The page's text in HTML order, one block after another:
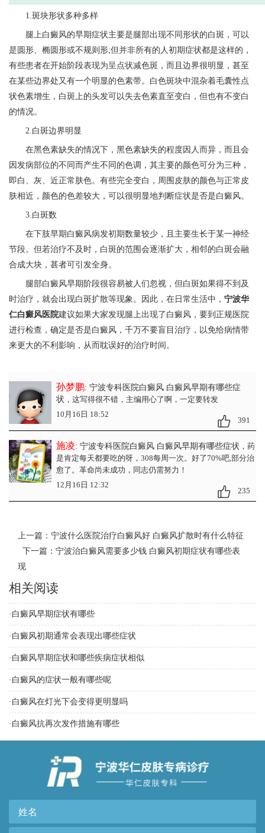
1.斑块形状多种多样
腿上白癜风的早期症状主要是腿部出现不同形状的白斑，可以
是圆形、椭圆形或不规则形;但并非所有的人初期症状都是这样的，
有些患者在开始阶段表现为呈点状减色斑，而且边界很明显，甚至
在某些边界处又有一个明显的色素带。白色斑块中混杂着毛囊性点
状色素增生，白斑上的头发可以失去色素直至变白，但也有不变白
的情况。
2.白斑边界明显
在黑色素缺失的情况下，黑色素缺失的程度因人而异，而且会
因发病部位的不同而产生不同的色调，其主要的颜色可分为三种，
即白、灰、近正常肤色。有些完全变白，周围皮肤的颜色与正常皮
肤相近，颜色的色差较大，可以很明显地判断症状是否是白癜风。
3.白斑数
在下肢早期白癜风病发初期数量较少，且主要生长于某一神经
节段。但若治疗不及时，白斑的范围会逐渐扩大，相邻的白斑会融
合成大块，甚者可引发全身。
腿部白癜风早期阶段很容易被人们忽视，但白斑如果得不到及
时治疗，就会出现白斑扩散等现象。因此，在日常生活中， 宁波华
仁白癜风医院建议如果大家发现腿上出现了白癜风，要到正规医院
进行检查，确定是否是白癜风，千万不要盲目治疗，以免给病情带
来更大的不利影响，从而耽误好的治疗时间。
孙梦鹏: 宁波专科医院白癜风 白癜风早期有哪些症
状 ，这写得很不错，主编用心了啊，一定要转发
10月16日 18:52
391
施凌: 宁波专科医院白癜风 白癜风早期有哪些症状 ，药
是肯定每天都要吃的呀，308每周一次。好了70%吧,部分治
愈了。革命尚未成功，同志仍需努力！
12月16日 12:32
235
上一篇： 宁波什么医院治疗白癜风好 白癜风扩散时有什么特征
下一篇： 宁波治白癜风需要多少钱 白癜风初期症状有哪些表
现
相关阅读
· 白癜风早期症状有哪些
· 白癜风初期通常会表现出哪些症状
· 白癜风早期症状和哪些疾病症状相似
· 白癜风的症状一般有哪些呢
· 白癜风在灯光下会变得更明显吗
· 白癜风抗再次发作措施有哪些